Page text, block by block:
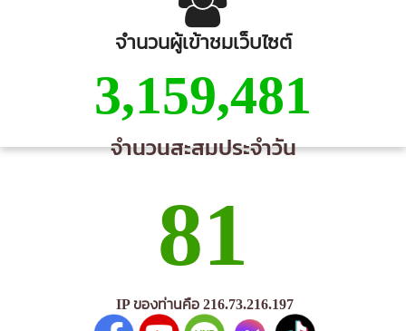
จำนวนผู้เข้าชมเว็บไซต์
3,159,481
จำนวนสะสมประจำวัน
81
IP ของท่านคือ 216.73.216.197